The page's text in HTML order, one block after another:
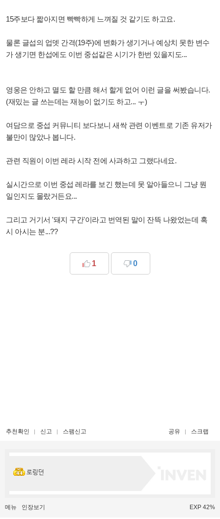
15주보다 짧아지면 빡빡하게 느껴질 것 같기도 하고요.
물론 글섭의 업뎃 간격(19주)에 변화가 생기거나 예상치 못한 변수
가 생기면 한섭에도 이번 중섭같은 시기가 한번 있을지도...
영웅은 안하고 멸도 할 만큼 해서 할게 없어 이런 글을 써봤습니다.
(재밌는 글 쓰는데는 재능이 없기도 하고... ㅜ)
여담으로 중섭 커뮤니티 보다보니 새싹 관련 이벤트로 기존 유저가
불만이 많았나 봅니다.
관련 직원이 이번 레라 시작 전에 사과하고 그랬다네요.
실시간으로 이번 중섭 레라를 보긴 했는데 못 알아들으니 그냥 뭔
일인지도 몰랐거든요...
그리고 거기서 '돼지 구간'이라고 번역된 말이 잔뜩 나왔었는데 혹
시 아시는 분...??
1 0
추천확인 신고 스팸신고 공유 스크랩
로링던
메뉴 인장보기 EXP 42%